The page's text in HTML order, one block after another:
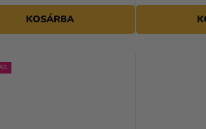
KOSÁRBA